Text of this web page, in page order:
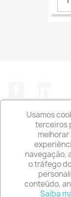
A EMPRESA
INFORMAÇÃO
© 2026 -
Usamos
terceiros
melhorar
navegação,
o tráfego
conteúdo,
Saiba